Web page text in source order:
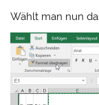
Wählt man nun